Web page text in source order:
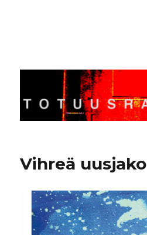
Vihreä uusjako